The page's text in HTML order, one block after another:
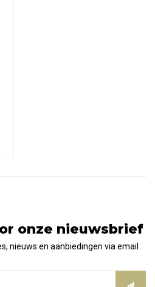
onze nieuwsbrief
nieuws en aanbiedingen via email